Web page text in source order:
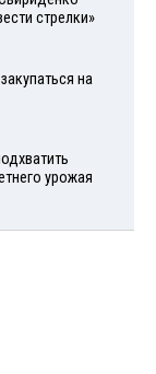
стрелки»
на
урожая